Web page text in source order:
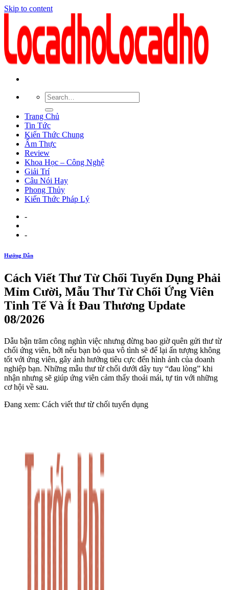
Skip to content
Trang Chủ
Tin Tức
Kiến Thức Chung
Ẩm Thực
Review
Khoa Học – Công Nghệ
Giải Trí
Câu Nói Hay
Phong Thủy
Kiến Thức Pháp Lý
-
-
Hướng Dẫn
Cách Viết Thư Từ Chối Tuyển Dụng Phải
Mỉm Cười, Mẫu Thư Từ Chối Ứng Viên
Tinh Tế Và Ít Đau Thương Update
08/2026
Dẫu bận trăm công nghìn việc nhưng đừng bao giờ quên gửi thư từ
chối ứng viên, bởi nếu bạn bỏ qua vô tình sẽ để lại ấn tượng không
tốt với ứng viên, gây ảnh hưởng tiêu cực đến hình ảnh của doanh
nghiệp bạn. Những mẫu thư từ chối dưới dây tuy “đau lòng” khi
nhận nhưng sẽ giúp ứng viên cảm thấy thoải mái, tự tin với những
cơ hội về sau.
Đang xem: Cách viết thư từ chối tuyển dụng